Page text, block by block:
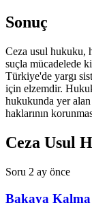
Sonuç
Ceza usul hukuku,
suçla mücadelede
Türkiye'de yargı
için elzemdir.
hukukunda yer
haklarının
Ceza Usul
Soru 2 ay önce
Bakaya Kalma